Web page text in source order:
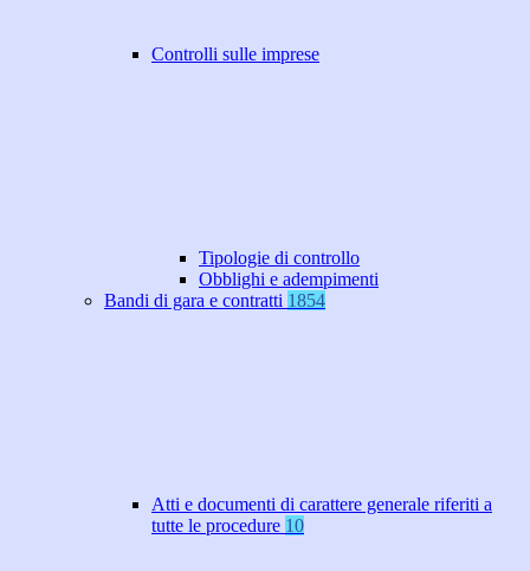
Controlli sulle imprese
Tipologie di controllo
Obblighi e adempimenti
Bandi di gara e contratti 1854
Atti e documenti di carattere generale riferiti a
tutte le procedure 10